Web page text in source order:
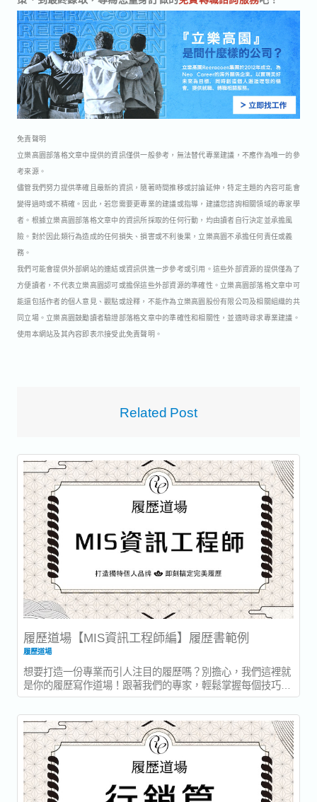
免責聲明
立樂高園部落格文章中提供的資訊僅供一般參考，無法替代專業建議，不應作為唯一的參
考來源。
儘管我們努力提供準確且最新的資訊，隨著時間推移或討論延伸，特定主題的內容可能會
變得過時或不精確。因此，若您需要更專業的建議或指導，建議您諮詢相關領域的專家學
者。根據立樂高園部落格文章中的資訊所採取的任何行動，均由讀者自行決定並承擔風
險。對於因此類行為造成的任何損失、損害或不利後果，立樂高園不承擔任何責任或義
務。
我們可能會提供外部網站的連結或資訊供進一步參考或引用。這些外部資源的提供僅為了
方便讀者，不代表立樂高園認可或擔保這些外部資源的準確性。立樂高園部落格文章中可
能還包括作者的個人意見、觀點或詮釋，不能作為立樂高園股份有限公司及相關組織的共
同立場。立樂高園鼓勵讀者驗證部落格文章中的準確性和相關性，並適時尋求專業建議。
使用本網站及其內容即表示接受此免責聲明。
Related Post
履歷道場【MIS資訊工程師編】履歴書範例
履歷道場
想要打造一份專業而引人注目的履歷嗎？別擔心，我們這裡就
是你的履歷寫作道場！跟著我們的專家，輕鬆掌握每個技巧，
打造一份令人眼前一亮的履歷！ 對於MIS...